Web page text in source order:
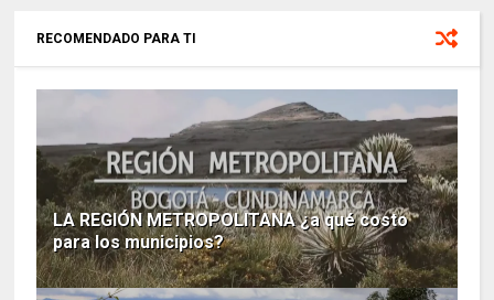
RECOMENDADO PARA TI
LA REGIÓN METROPOLITANA ¿a qué costo
para los municipios?